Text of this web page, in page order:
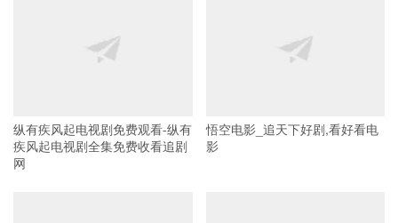
纵有疾风起电视剧免费观看-纵有
疾风起电视剧全集免费收看追剧
网
悟空电影_追天下好剧,看好看电
影